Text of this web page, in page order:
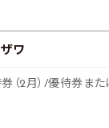
ワ
（2月）/優待券また